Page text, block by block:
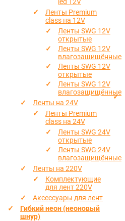
Ленты Premium
class на 12V
Ленты SWG 12V
открытые
Ленты SWG 12V
влагозащищённые
Ленты SWG 12V
открытые
Ленты SWG 12V
влагозащищённые
Ленты на 24V
Ленты Premium
class на 24V
Ленты SWG 24V
открытые
Ленты SWG 24V
влагозащищённые
Ленты на 220V
Комплектующие
для лент 220V
Аксессуары для лент
Гибкий неон (неоновый
шнур)